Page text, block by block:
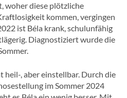
woher diese plötzliche
kommen, vergingen
ist Béla krank, schulunfähig
Diagnostiziert wurde die
heil-, aber einstellbar. Durch die
im Sommer 2024